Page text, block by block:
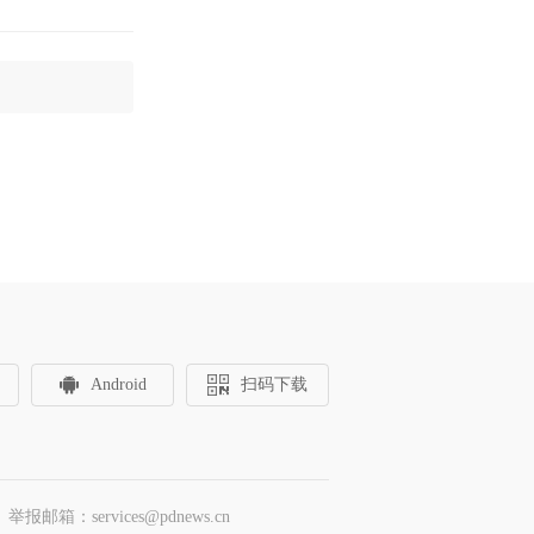
Android 扫码下载
邮箱：services@pdnews.cn